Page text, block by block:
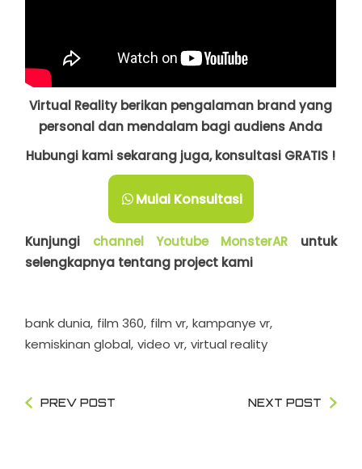
Virtual Reality berikan pengalaman brand yang
personal dan mendalam bagi audiens Anda
Hubungi kami sekarang juga, konsultasi GRATIS !
Mulai Konsultasi
Kunjungi channel Youtube MonsterAR untuk
selengkapnya tentang project kami
bank dunia film 360 film vr kampanye vr
kemiskinan global video vr virtual reality
PREV POST NEXT POST